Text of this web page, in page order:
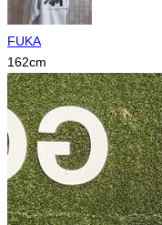
FUKA
162cm